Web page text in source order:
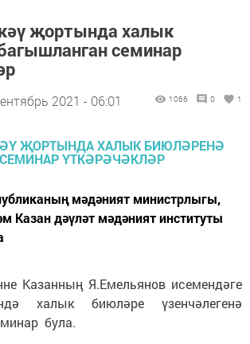
җортында халык
семинар
2021 - 06:01 1066 0 1
мәдәният министрлыгы,
Казан дәүләт мәдәният институты
Казанның Я.Емельянов исемендәге
халык биюләре үзенчәлегенә
була.